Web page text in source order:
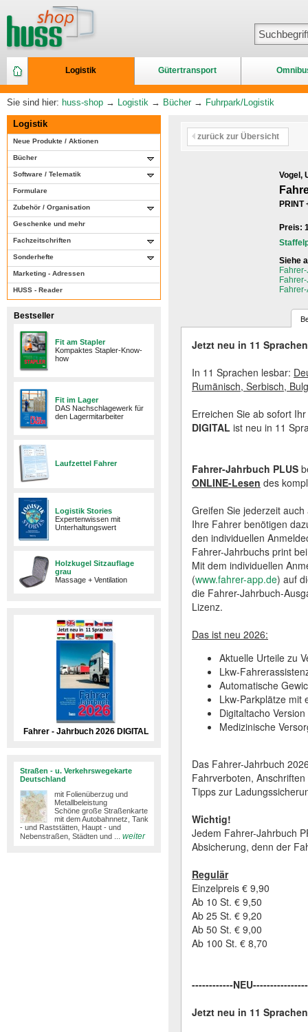
Logistik Gütertransport
Sie sind hier: huss-shop → Logistik → Bücher→ Fuhrpark/Logistik
Logistik
Neue Produkte / Aktionen
Bücher
Software / Telematik
Formulare
Zubehör / Organisation
Geschenke und mehr
Fachzeitschriften
Sonderhefte
Marketing - Adressen
HUSS - Reader
Bestseller
Fit am Stapler
Kompaktes Stapler-Know-
how
Fit im Lager
DAS Nachschlagewerk für
den Lagermitarbeiter
Laufzettel Fahrer
Logistik Stories
Expertenwissen mit
Unterhaltungswert
Holzkugel Sitzauflage
grau
Massage + Ventilation
Fahrer - Jahrbuch 2026 DIGITAL
Straßen - u. Verkehrswegekarte
Deutschland
mit Folienüberzug und
Metallbeleistung
Schöne große Straßenkarte
mit dem Autobahnnetz, Tank
- und Raststätten, Haupt - und
Nebenstraßen, Städten und ...
weiter
zurück zur Übersicht
Vogel,
PRINT
Preis:
Siehe
Jetzt neu in 11
In 11 Sprachen lesbar:
Rumänisch, Serbisch,
Erreichen Sie ab sofort
DIGITAL ist neu in 11
Fahrer-Jahrbuch PLUS
ONLINE-Lesen des
Greifen Sie jederzeit
Ihre Fahrer benötigen
den individuellen
Fahrer-Jahrbuchs print
Mit dem individuellen
(www.fahrer-app.de) auf
die Fahrer-Jahrbuch-
Lizenz.
Das ist neu 2026:
Aktuelle Urteile zu
Lkw-
Automatische
Lkw-Parkplätze mit
Digitaltacho
Medizinische
Das Fahrer-Jahrbuch
Fahrverboten,
Tipps zur
Wichtig!
Jedem Fahrer-Jahrbuch
Absicherung, denn der
Regulär
Einzelpreis € 9,90
Ab 10 St. € 9,50
Ab 25 St. € 9,20
Ab 50 St. € 9,00
Ab 100 St. € 8,70
------------
Jetzt neu in 11